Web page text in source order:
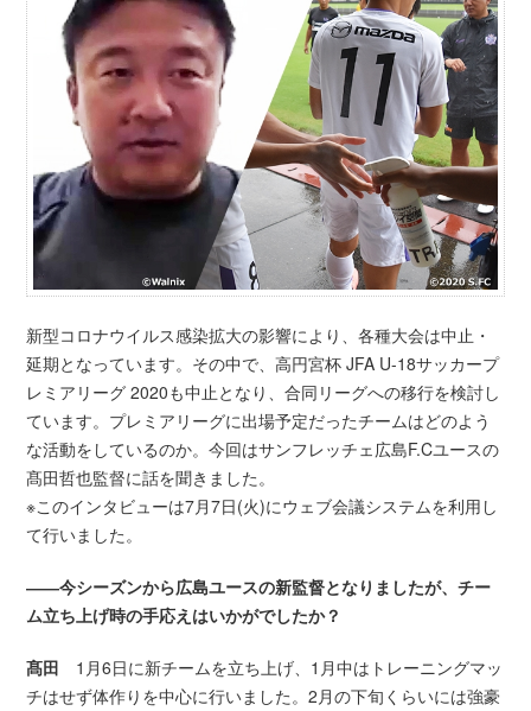
新型コロナウイルス感染拡大の影響により、各種大会は中止・
延期となっています。その中で、高円宮杯 JFA U-18サッカープ
レミアリーグ 2020も中止となり、合同リーグへの移行を検討し
ています。プレミアリーグに出場予定だったチームはどのよう
な活動をしているのか。今回はサンフレッチェ広島F.Cユースの
髙田哲也監督に話を聞きました。
※このインタビューは7月7日(火)にウェブ会議システムを利用し
て行いました。
――今シーズンから広島ユースの新監督となりましたが、チー
ム立ち上げ時の手応えはいかがでしたか？
髙田 1月6日に新チームを立ち上げ、1月中はトレーニングマッ
チはせず体作りを中心に行いました。2月の下旬くらいには強豪